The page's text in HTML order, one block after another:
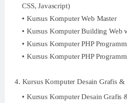
CSS, Javascript)
Kursus Komputer Web Master
Kursus Komputer Building Web
Kursus Komputer PHP
Kursus Komputer PHP
4. Kursus Komputer Desain Grafis &
Kursus Komputer Desain Grafis